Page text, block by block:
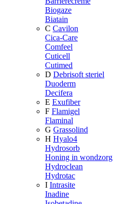
Biogaze
Biatain
C Cavilon
Cica-Care
Comfeel
Cuticell
Cutimed
D Debrisoft steriel
Duoderm
Decifera
E Exufiber
F Flamigel
Flaminal
G Grassolind
H Hyalo4
Hydrosorb
Honing in wondzorg
Hydroclean
Hydrotac
I Intrasite
Inadine